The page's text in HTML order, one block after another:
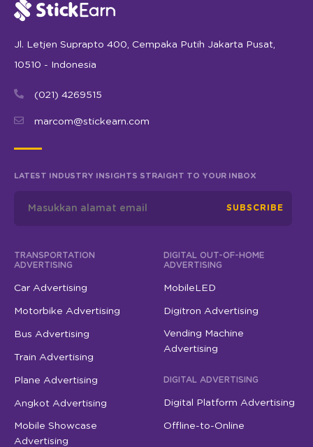
Jl. Letjen Suprapto 400, Cempaka Putih Jakarta Pusat,
10510 - Indonesia
(021) 4269515
marcom@stickearn.com
LATEST INDUSTRY INSIGHTS STRAIGHT TO YOUR INBOX
SUBSCRIBE
TRANSPORTATION
ADVERTISING
Car Advertising
Motorbike Advertising
Bus Advertising
Train Advertising
Plane Advertising
Angkot Advertising
Mobile Showcase
Advertising
DIGITAL OUT-OF-HOME
ADVERTISING
MobileLED
Digitron Advertising
Vending Machine
Advertising
DIGITAL ADVERTISING
Digital Platform Advertising
Offline-to-Online